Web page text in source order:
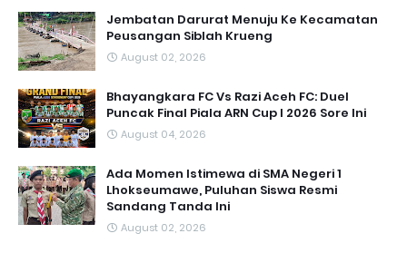
Jembatan Darurat Menuju Ke Kecamatan
Peusangan Siblah Krueng
August 02, 2026
Bhayangkara FC Vs Razi Aceh FC: Duel
Puncak Final Piala ARN Cup I 2026 Sore Ini
August 04, 2026
Ada Momen Istimewa di SMA Negeri 1
Lhokseumawe, Puluhan Siswa Resmi
Sandang Tanda Ini
August 02, 2026